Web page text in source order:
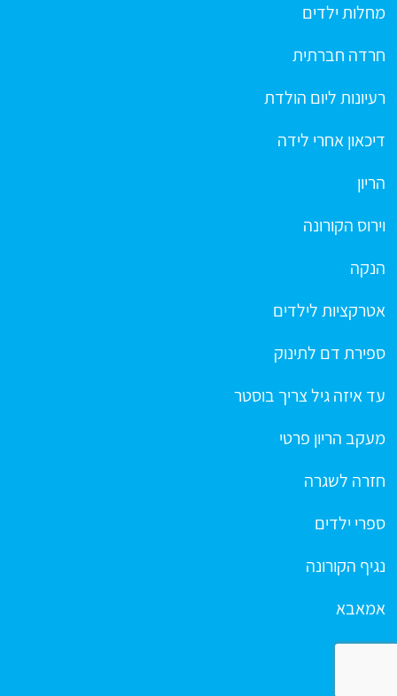
מחלות ילדים
חרדה חברתית
רעיונות ליום הולדת
דיכאון אחרי לידה
הריון
וירוס הקורונה
הנקה
אטרקציות לילדים
ספירת דם לתינוק
עד איזה גיל צריך בוסטר
מעקב הריון פרטי
חזרה לשגרה
ספרי ילדים
נגיף הקורונה
אמאבא